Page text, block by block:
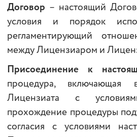
Договор – настоящий
условия и порядок
регламентирующий
между Лицензиаром и
Присоединение к
процедура, включающая
Лицензиата с
прохождение процедуры
согласия с условиями